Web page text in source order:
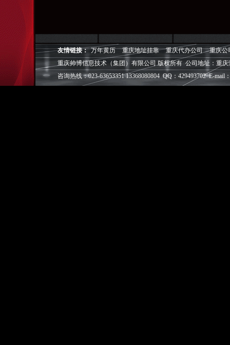
◎帅博——网络营销
◎帅博——专业的团队
◎帅博——让网站突显
友情链接： 万年黄历 重庆地址挂靠 重庆代办公司
重庆公
重庆帅博信息技术（集团）有限公司 版权所有 公司地址：重
咨询热线：023-63653351 13368080804 QQ：429493702 E-mail